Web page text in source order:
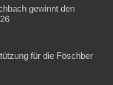
gewinnt den
für die Föschber